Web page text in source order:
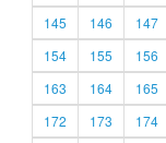
145
146 147
154
155 156
163
164 165
172
173 174